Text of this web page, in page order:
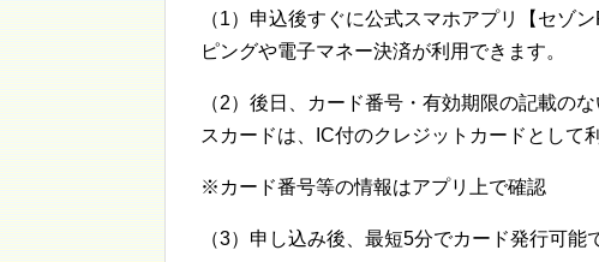
（1）申込後すぐに公式スマホアプリ【セゾ
ピングや電子マネー決済が利用できます。
（2）後日、カード番号・有効期限の記載の
スカードは、IC付のクレジットカードとして
※カード番号等の情報はアプリ上で確認
（3）申し込み後、最短5分でカード発行可能